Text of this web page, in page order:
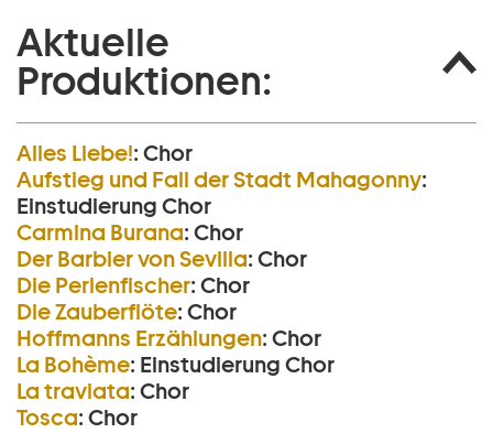
Aktuelle
Produktionen:
Alles Liebe!: Chor
Aufstieg und Fall der Stadt Mahagonny:
Einstudierung Chor
Carmina Burana: Chor
Der Barbier von Sevilla: Chor
Die Perlen­fischer: Chor
Die Zauberflöte: Chor
Hoffmanns Erzählungen: Chor
La Bohème: Einstudierung Chor
La traviata: Chor
Tosca: Chor